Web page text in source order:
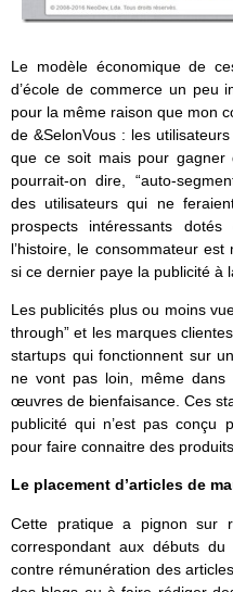
Le modèle économique de
d’école de commerce un peu
pour la même raison que mon
de &SelonVous : les
que ce soit mais pour gagner
pourrait-on dire, “auto-
des utilisateurs qui ne
prospects intéressants
l’histoire, le consommateur
si ce dernier paye la publicité à
Les publicités plus ou moins
through” et les marques
startups qui fonctionnent sur
ne vont pas loin, même
œuvres de bienfaisance. Ces
publicité qui n’est pas conçu
pour faire connaitre des
Le placement d’articles de
Cette pratique a pignon sur
correspondant aux débuts
contre rémunération des